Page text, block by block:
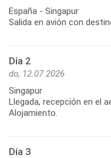
España - Singapur
Salida en avión con
Día 2
do, 12.07.2026
Singapur
Llegada, recepción en el
Alojamiento.
Día 3